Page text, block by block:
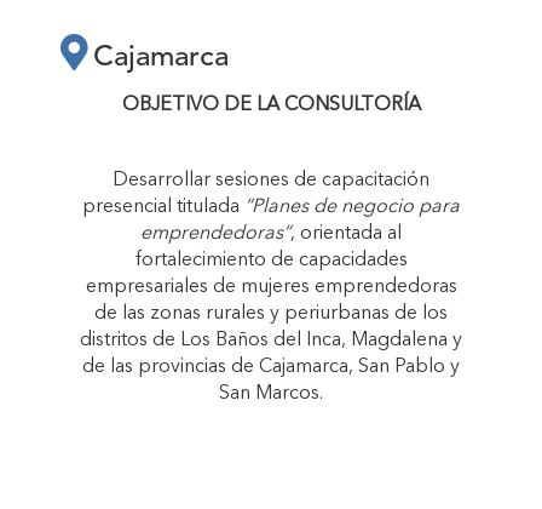
TITULADA “PLANES
DE NEGOCIO PARA
EMPRENDEDORAS”"
Cajamarca
OBJETIVO DE LA CONSULTORÍA
Desarrollar sesiones de capacitación
presencial titulada “Planes de negocio para
emprendedoras”, orientada al
fortalecimiento de capacidades
empresariales de mujeres emprendedoras
de las zonas rurales y periurbanas de los
distritos de Los Baños del Inca, Magdalena y
de las provincias de Cajamarca, San Pablo y
San Marcos.